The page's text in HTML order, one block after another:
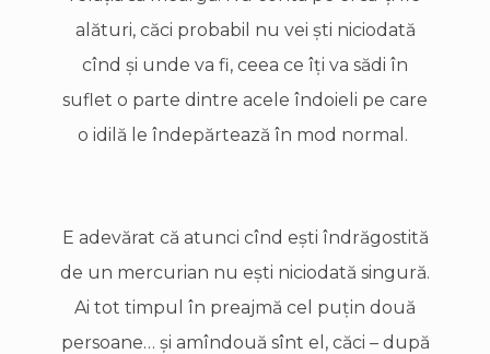
alături, căci probabil nu vei şti niciodată
cînd şi unde va fi, ceea ce îţi va sădi în
suflet o parte dintre acele îndoieli pe care
o idilă le îndepărtează în mod normal.
E adevărat că atunci cînd eşti îndrăgostită
de un mercurian nu eşti niciodată singură.
Ai tot timpul în preajmă cel puţin două
persoane… şi amîndouă sînt el, căci – după